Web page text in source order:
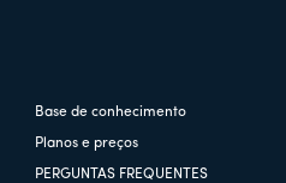
Base de conhecimento
Planos e preços
PERGUNTAS FREQUENTES